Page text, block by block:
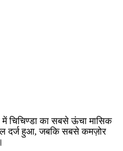
चिचिण्डा का सबसे ऊंचा मासिक
दर्ज हुआ, जबकि सबसे कमज़ोर